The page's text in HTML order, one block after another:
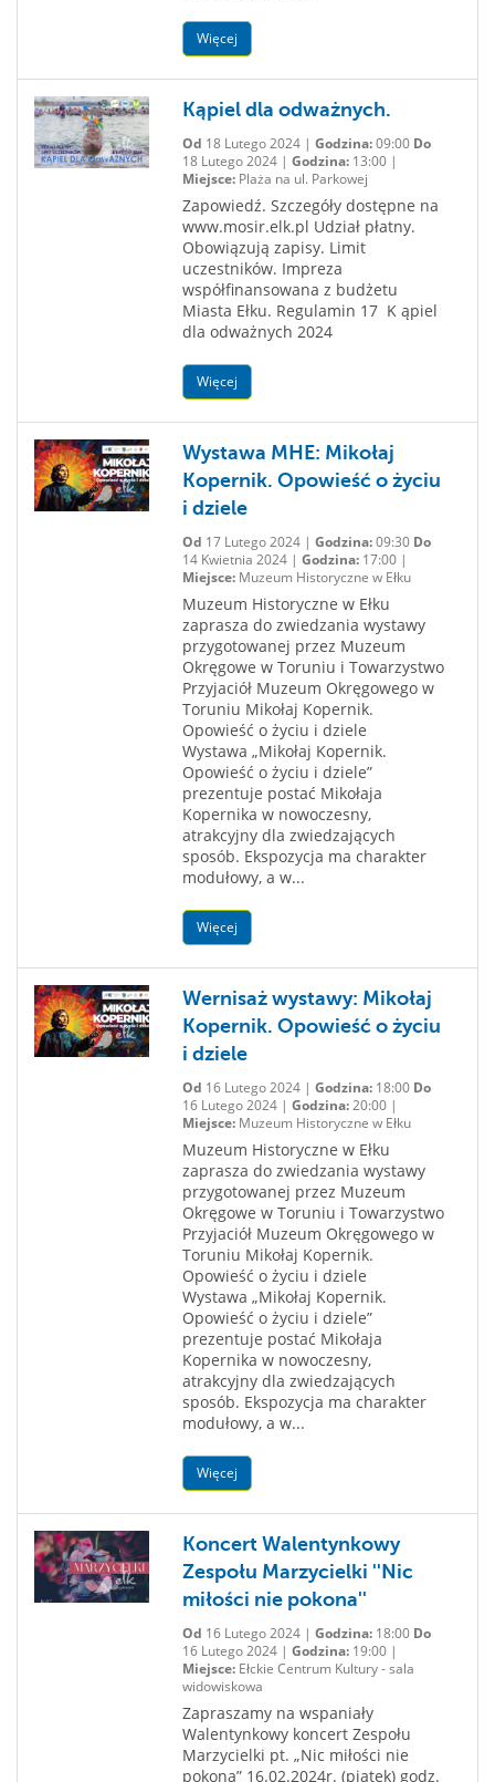
Więcej
Kąpiel dla odważnych.
Od 18 Lutego 2024 | Godzina:09:00 Do
18 Lutego 2024 | Godzina:13:00 |
Miejsce:Plaża na ul. Parkowej
Zapowiedź. Szczegóły dostępne na
www.mosir.elk.pl Udział płatny.
Obowiązują zapisy. Limit
uczestników. Impreza
współfinansowana z budżetu
Miasta Ełku. Regulamin 17 K ąpiel
dla odważnych 2024
Więcej
Wystawa MHE: Mikołaj
Kopernik. Opowieść o życiu
i dziele
Od 17 Lutego 2024 | Godzina:09:30 Do
14 Kwietnia 2024 | Godzina:17:00 |
Miejsce:Muzeum Historyczne w Ełku
Muzeum Historyczne w Ełku
zaprasza do zwiedzania wystawy
przygotowanej przez Muzeum
Okręgowe w Toruniu i Towarzystwo
Przyjaciół Muzeum Okręgowego w
Toruniu Mikołaj Kopernik.
Opowieść o życiu i dziele
Wystawa „Mikołaj Kopernik.
Opowieść o życiu i dziele”
prezentuje postać Mikołaja
Kopernika w nowoczesny,
atrakcyjny dla zwiedzających
sposób. Ekspozycja ma charakter
modułowy, a w...
Więcej
Wernisaż wystawy: Mikołaj
Kopernik. Opowieść o życiu
i dziele
Od 16 Lutego 2024 | Godzina:18:00 Do
16 Lutego 2024 | Godzina:20:00 |
Miejsce:Muzeum Historyczne w Ełku
Muzeum Historyczne w Ełku
zaprasza do zwiedzania wystawy
przygotowanej przez Muzeum
Okręgowe w Toruniu i Towarzystwo
Przyjaciół Muzeum Okręgowego w
Toruniu Mikołaj Kopernik.
Opowieść o życiu i dziele
Wystawa „Mikołaj Kopernik.
Opowieść o życiu i dziele”
prezentuje postać Mikołaja
Kopernika w nowoczesny,
atrakcyjny dla zwiedzających
sposób. Ekspozycja ma charakter
modułowy, a w...
Więcej
Koncert Walentynkowy
Zespołu Marzycielki ''Nic
miłości nie pokona''
Od 16 Lutego 2024 | Godzina:18:00 Do
16 Lutego 2024 | Godzina:19:00 |
Miejsce:Ełckie Centrum Kultury - sala
widowiskowa
Zapraszamy na wspaniały
Walentynkowy koncert Zespołu
Marzycielki pt. „Nic miłości nie
pokona” 16.02.2024r. (piątek) godz.